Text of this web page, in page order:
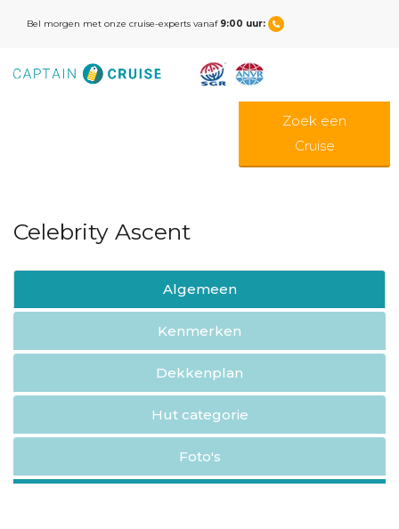
Bel morgen met onze cruise-experts vanaf 9:00 uur:
Zoek een
Cruise
Celebrity Ascent
Algemeen
Kenmerken
Dekkenplan
Hut categorie
Foto's